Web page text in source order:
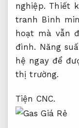
nghiệp. Thiết
tranh Bình
hoạt mà vẫn
đình. Năng
hệ ngay để
thị trường.
Tiện CNC.